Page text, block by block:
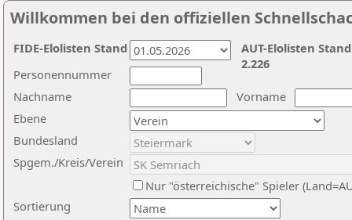
Willkommen bei den offiziellen
Nachname
Vorname
Ebene
Sortierung
Personennummer
Bundesland
Spgem./Kreis/Verein
Nur "österreichische" Spieler
AUT-Elolisten
2.226
FIDE-Elolisten Stand